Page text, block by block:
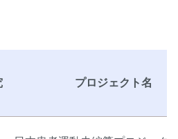
プロジェクト名